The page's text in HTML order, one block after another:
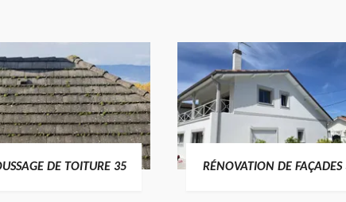
DE TOITURE 35 RÉNOVATION DE FAÇADES